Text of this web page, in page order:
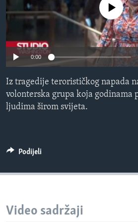
MAGAZIN
O GLASU AMERIKE
Learning English
PRATITE NAS
No media source
0:00
Iz tragedije terorističkog napada
volonterska grupa koja godinama
ljudima širom svijeta.
Podijeli
Video sadržaji